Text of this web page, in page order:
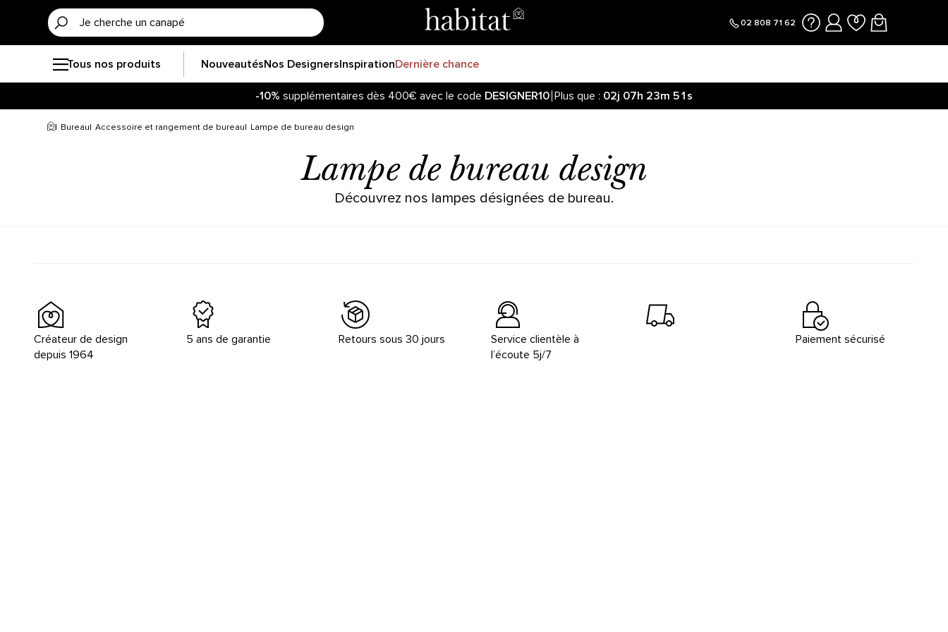
02 808 71 62
Tous nos produits NouveautésNos DesignersInspirationDernière chance
-10% supplémentaires dès 400€ avec le code DESIGNER10 Plus que : 02j 07h 23m 50s
Bureau Accessoire et rangement de bureau Lampe de bureau design
Lampe de bureau design
Découvrez nos lampes désignées de bureau.
Créateur de design
depuis 1964
5 ans de garantie Retours sous 30 jours
Service clientèle à
l’écoute 5j/7
Paiement sécurisé